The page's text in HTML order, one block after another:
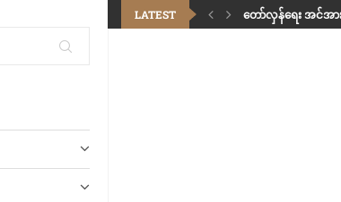
LATEST
ပြာပုံထဲက မြန်မာ့အ